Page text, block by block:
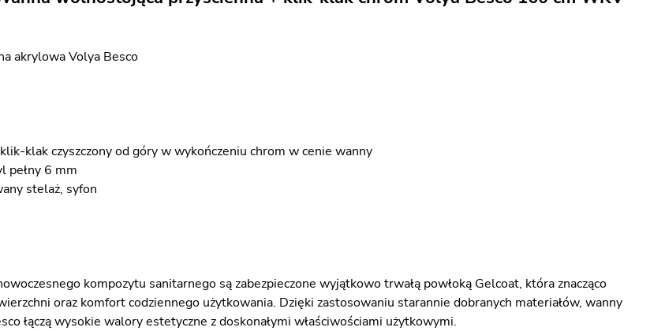
akrylowa Volya Besco
klak czyszczony od góry w wykończeniu chrom w cenie wanny
pełny 6 mm
stelaż, syfon
kompozytu sanitarnego są zabezpieczone wyjątkowo trwałą powłoką Gelcoat, która znacząco
oraz komfort codziennego użytkowania. Dzięki zastosowaniu starannie dobranych materiałów, wanny
łączą wysokie walory estetyczne z doskonałymi właściwościami użytkowymi.